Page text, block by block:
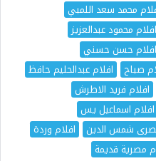
محمد سعد اللمبي
افلام محمود عبدالعزيز
افلام حسن حسني
صباح
افلام عبدالحليم حافظ
افلام فريد الاطرش
افلام اسماعيل يس
شمس الدين
افلام وردة
مصرية قديمة